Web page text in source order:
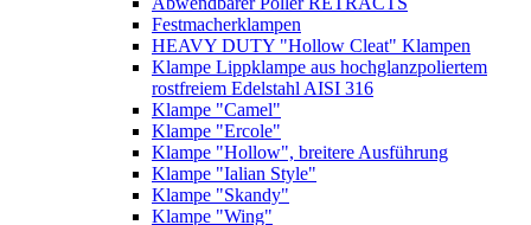
Festmacherklampen
HEAVY DUTY "Hollow Cleat" Klampen
Klampe Lippklampe aus hochglanzpoliertem
rostfreiem Edelstahl AISI 316
Klampe "Camel"
Klampe "Ercole"
Klampe "Hollow", breitere Ausführung
Klampe "Ialian Style"
Klampe "Skandy"
Klampe "Wing"